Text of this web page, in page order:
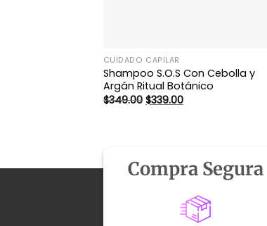
CUIDADO CAPILAR
Shampoo S.O.S Con Cebolla y
Argán Ritual Botánico
$349.00 El
precio
$339.00El
precio
Compra Segura